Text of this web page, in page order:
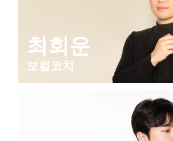
최회운
보컬코치